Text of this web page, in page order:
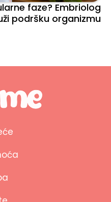
faze? Embriolog
podršku organizmu